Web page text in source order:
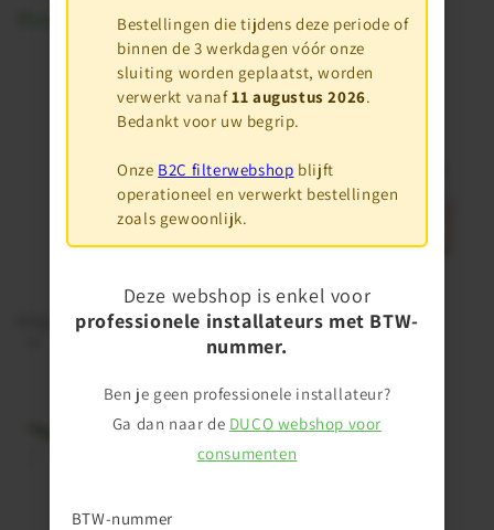
Bestellingen die tijdens deze periode of
binnen de 3 werkdagen vóór onze
sluiting worden geplaatst, worden
verwerkt vanaf11 augustus 2026.
Bedankt voor uw begrip.
Onze B2C filterwebshop blijft
operationeel en verwerkt bestellingen
zoals gewoonlijk.
Deze webshop is enkel voor
professionele installateurs met BTW-
nummer.
Ben je geen professionele installateur?
Ga dan naar de DUCO webshop voor
consumenten
BTW-nummer
Producten en Diensten
Originele DUCO™ Filtersets DUCO™ Connectivity